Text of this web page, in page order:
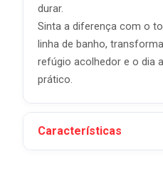
durar.
Sinta a diferença com o
linha de banho,
refúgio acolhedor e o dia
prático.
Características